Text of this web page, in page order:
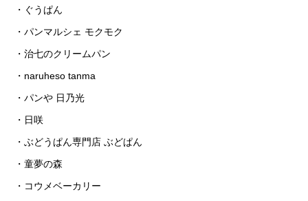
・ぐうぱん
・パンマルシェ モクモク
・治七のクリームパン
・ naruheso tanma
・パンや 日乃光
・日咲
・ぶどうぱん専門店 ぶどぱん
・童夢の森
・コウメベーカリー